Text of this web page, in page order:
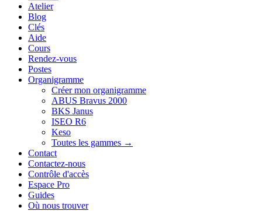
Atelier
Blog
Clés
Aide
Cours
Rendez-vous
Postes
Organigramme
Créer mon organigramme
ABUS Bravus 2000
BKS Janus
ISEO R6
Keso
Toutes les gammes →
Contact
Contactez-nous
Contrôle d'accès
Espace Pro
Guides
Où nous trouver